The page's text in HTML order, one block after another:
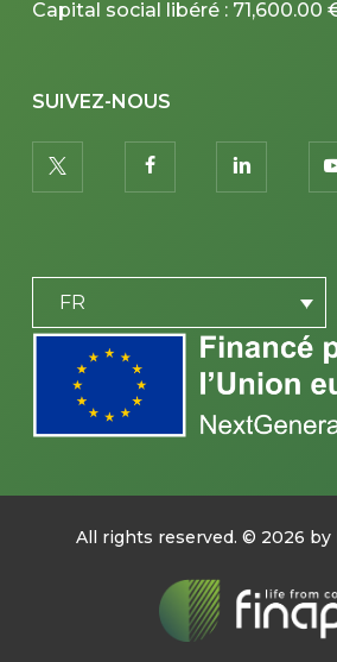
Capital social libéré : 71,600.00
SUIVEZ-NOUS
twitter facebooklinkedin
FR
All rights reserved. © 2026 by